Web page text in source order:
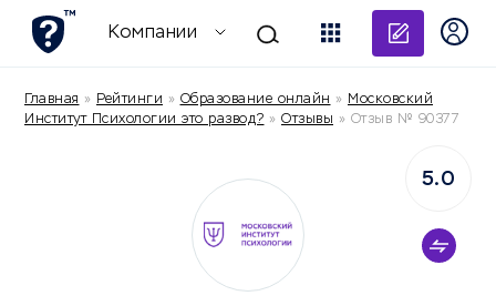
Компании
Главная » Рейтинги » Образование онлайн » Московский
Институт Психологии это развод? » Отзывы » Отзыв № 90377
5.0